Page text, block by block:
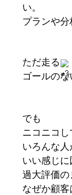
い。
プランや
ただ走る
ゴールのな
でも
ニコニコし
いろんな
いい感じ
過大評価
なぜか顧